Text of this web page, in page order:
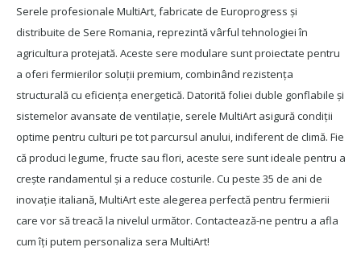
Utilaje si Accesorii
Cataloage
Contact
Blog
Serele profesionale MultiArt, fabricate de Europrogress și
distribuite de Sere Romania, reprezintă vârful tehnologiei în
agricultura protejată. Aceste sere modulare sunt proiectate pentru
a oferi fermierilor soluții premium, combinând rezistența
structurală cu eficiența energetică. Datorită foliei duble gonflabile și
sistemelor avansate de ventilație, serele MultiArt asigură condiții
optime pentru culturi pe tot parcursul anului, indiferent de climă. Fie
că produci legume, fructe sau flori, aceste sere sunt ideale pentru a
crește randamentul și a reduce costurile. Cu peste 35 de ani de
inovație italiană, MultiArt este alegerea perfectă pentru fermierii
care vor să treacă la nivelul următor. Contactează-ne pentru a afla
cum îți putem personaliza sera MultiArt!